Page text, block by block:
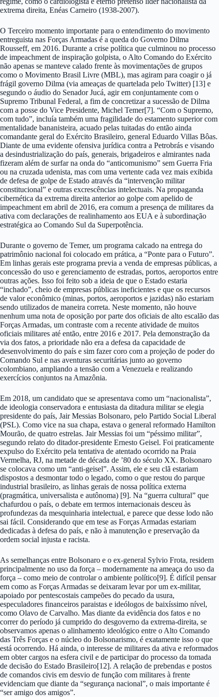
extrema direita, Enéas Carneiro (1938-2007).
O Terceiro momento importante para o entendimento do movimento
entreguista nas Forças Armadas é a queda do Governo Dilma
Rousseff, em 2016. Durante a crise política que culminou no processo
de impeachment de inspiração golpista, o Alto Comando do Exército
não apenas se manteve calado frente às movimentações de grupos
como o Movimento Brasil Livre (MBL), mas agiram para coagir o já
frágil governo Dilma (via ameaças de quartelada pelo Twitter) [13] e
segundo o áudio do Senador Jucá, agir em conjuntamente com o
Supremo Tribunal Federal, a fim de concretizar a sucessão de Dilma
com a posse do Vice Presidente, Michel Temer[7]. “Com o Supremo,
com tudo”, incluía também uma fragilidade do estamento superior com
mentalidade bananisteira, acuado pelas tuitadas do então ainda
comandante geral do Exército Brasileiro, general Eduardo Villas Bôas.
Diante de uma evidente ofensiva jurídica contra a Petrobrás e visando
a desindustrialização do país, generais, brigadeiros e almirantes nada
fizeram além de surfar na onda do “anticomunismo” sem Guerra Fria
ou na cruzada udenista, mas com uma vertente cada vez mais exibida
de defesa de golpe de Estado através da “intervenção militar
constitucional” e outras excrescências intelectuais. Na propaganda
cibernética da extrema direita anterior ao golpe com apelido de
impeachment em abril de 2016, era comum a presença de militares da
ativa com declarações de realinhamento aos EUA e à subordinação
estratégica ao Comando Sul da Superpotência.
Durante o governo de Temer, um programa calcado na entrega do
patrimônio nacional foi colocado em prática, a “Ponte para o Futuro”.
Em linhas gerais este programa previa a venda de empresas públicas, a
concessão do uso e gerenciamento de estradas, portos, aeroportos entre
outras ações. Isso foi feito sob a ideia de que o Estado estaria
“inchado”, cheio de empresas públicas ineficientes e que os recursos
de valor econômico (minas, portos, aeroportos e jazidas) não estariam
sendo utilizados de maneira correta. Neste momento, não houve
nenhum uma nota de oposição por parte dos oficiais de alto escalão das
Forças Armadas, um contraste com a recente atividade de muitos
oficiais militares até então, entre 2016 e 2017. Pela demonstração da
via dos fatos, a prioridade não era a defesa da capacidade de
desenvolvimento do país e sim fazer coro com a projeção de poder do
Comando Sul e nas aventuras securitárias junto ao governo
colombiano, ampliando a tensão com a Venezuela e realizando
exercícios conjuntos na Amazônia.
Em 2018, um candidato que se apresentava como um “nacionalista”,
de ideologia conservadora e entusiasta da ditadura militar se elegia
presidente do país, Jair Messias Bolsonaro, pelo Partido Social Liberal
(PSL). Como vice na sua chapa, estava o general reformado Hamilton
Mourão, de quatro estrelas. Jair Messias foi um “péssimo militar”,
segundo relato do ditador-presidente Ernesto Geisel. Foi praticamente
expulso do Exército pela tentativa de atentado ocorrido na Praia
Vermelha, RJ, na metade de década de ’80 do século XX. Bolsonaro
se colocava como um “anti-geisel”. Assim, ele e seu clã estariam
dispostos a desmontar todo o legado, como o que restou do parque
industrial brasileiro, as linhas gerais de nossa política externa
(pragmática, universalista e autônoma) [9]. Na “guerra cultural” que
chafurdou o país, o debate em termos internacionais desceu às
profundezas da mesquinharia intelectual, e parece que desse lodo não
sai fácil. Considerando que em tese as Forças Armadas estariam
dedicadas à defesa do país, e não à manutenção e preservação da
ordem social injusta e racista.
As semelhanças entre Bolsonaro e o ex-general Sylvio Frota, residem
principalmente no uso da força – modernamente na ameaça do uso da
força – como meio de controlar o ambiente político[9]. É difícil pensar
em como as Forças Armadas se deixaram levar por um ex-militar,
apoiado por pentescostais campeões do pecado da usura,
especuladores financeiros paraistas e ideólogos de baixíssimo nível,
como Olavo de Carvalho. Mas diante da evidência dos fatos e no
correr do período já cumprido do desgoverno da extrema-direita, se
observamos apenas o alinhamento ideológico entre o Alto Comando
das Três Forças e o núcleo do Bolsonarismo, é exatamente isso o que
está ocorrendo. Há ainda, o interesse de militares da ativa e reformados
em obter cargos na esfera civil e de participar do processo da tomada
de decisão do Estado Brasileiro[12]. A relação de prebendas e postos
de comandos civis em desvio de função com militares à frente
evidenciam que diante da “segurança nacional”, o mais importante é
“ser amigo dos amigos”.